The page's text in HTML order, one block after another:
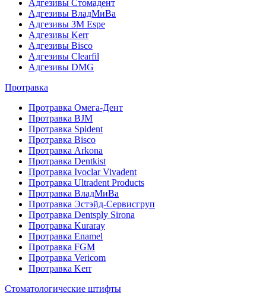
Адгезивы Стомадент
Адгезивы ВладМиВа
Адгезивы 3M Espe
Адгезивы Kerr
Адгезивы Bisco
Адгезивы Clearfil
Адгезивы DMG
Протравка
Протравка Омега-Дент
Протравка BJM
Протравка Spident
Протравка Bisco
Протравка Arkona
Протравка Dentkist
Протравка Ivoclar Vivadent
Протравка Ultradent Products
Протравка ВладМиВа
Протравка Эстэйд-Сервисгруп
Протравка Dentsply Sirona
Протравка Kuraray
Протравка Enamel
Протравка FGM
Протравка Vericom
Протравка Kerr
Стоматологические штифты